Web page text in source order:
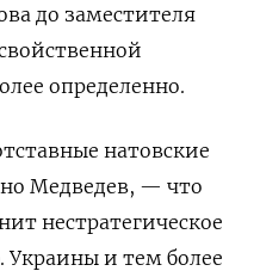
до заместителя
определенно.
натовские
Медведев, — что
нестратегическое
Украины и тем более